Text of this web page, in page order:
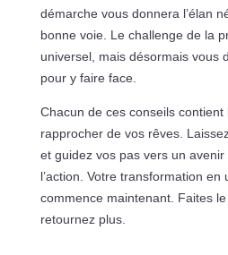
démarche vous donnera l’élan
bonne voie. Le challenge de la
universel, mais désormais vous
pour y faire face.
Chacun de ces conseils
rapprocher de vos rêves.
et guidez vos pas vers un avenir
l’action. Votre transformation
commence maintenant. Faites
retournez plus.